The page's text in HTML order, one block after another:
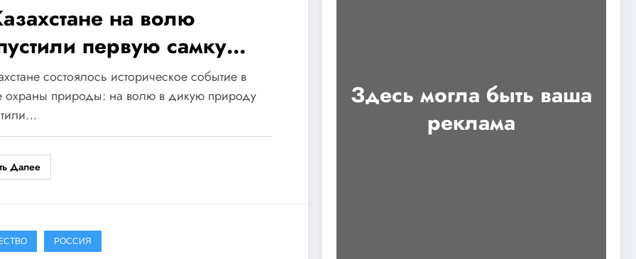
на волю
первую самку
тигра, переданную
состоялось историческое событие в
охраны природы: на волю в дикую природу
Далее
РОССИЯ
Здесь могла быть ваша
реклама